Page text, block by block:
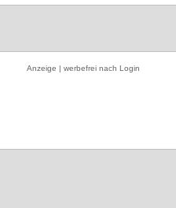
Anzeige | werbefrei nach Login